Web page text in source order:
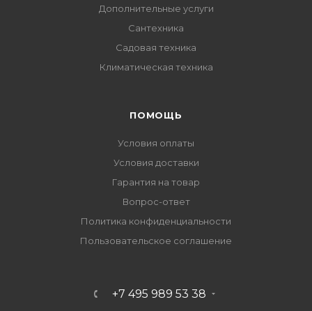
Дополнительные услуги
Сантехника
Садовая техника
Климатическая техника
ПОМОЩЬ
Условия оплаты
Условия доставки
Гарантия на товар
Вопрос-ответ
Политика конфиденциальности
Пользовательское соглашение
+7 495 989 53 38